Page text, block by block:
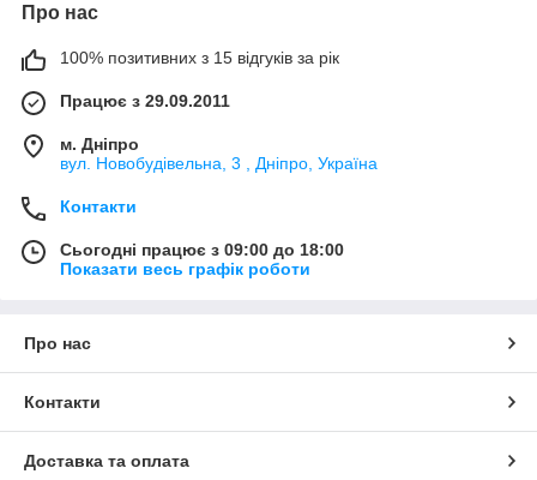
Про нас
100% позитивних з 15 відгуків за рік
Працює з 29.09.2011
м. Дніпро
вул. Новобудівельна, 3 , Дніпро, Україна
Контакти
Сьогодні працює з 09:00 до 18:00
Показати весь графік роботи
Про нас
Контакти
Доставка та оплата